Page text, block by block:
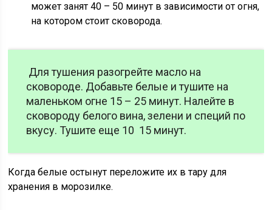
может занят 40 – 50 минут в зависимости от огня,
на котором стоит сковорода.
Для тушения разогрейте масло на
сковороде. Добавьте белые и тушите на
маленьком огне 15 – 25 минут. Налейте в
сковороду белого вина, зелени и специй по
вкусу. Тушите еще 10 15 минут.
Когда белые остынут переложите их в тару для
хранения в морозилке.